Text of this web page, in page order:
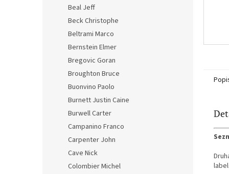
Beal Jeff
Beck Christophe
Beltrami Marco
Bernstein Elmer
Bregovic Goran
Broughton Bruce
Buonvino Paolo
Burnett Justin Caine
Burwell Carter
Campanino Franco
Carpenter John
Cave Nick
Colombier Michel